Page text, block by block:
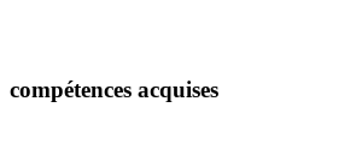
compétences acquises